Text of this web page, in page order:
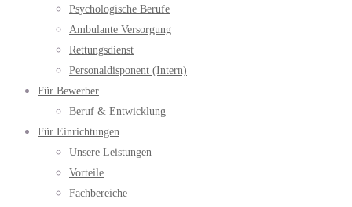
Psychologische Berufe
Ambulante Versorgung
Rettungsdienst
Personaldisponent (Intern)
Für Bewerber
Beruf & Entwicklung
Für Einrichtungen
Unsere Leistungen
Vorteile
Fachbereiche